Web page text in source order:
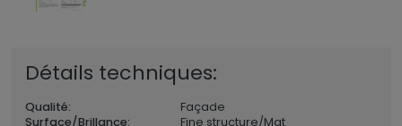
Détails techniques:
Qualité:
Façade
Surface/Brillance:
Fine structure/Mat